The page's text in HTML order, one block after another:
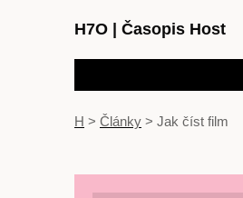
H7O Časopis Host
H > Články > Jak číst film